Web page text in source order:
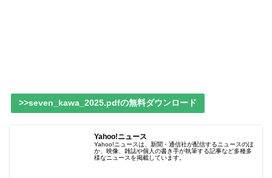
>>seven_kawa_2025.pdfの無料ダウンロード
Yahoo!ニュース
Yahoo!ニュースは、新聞・通信社が配信するニュースのほ
か、映像、雑誌や個人の書き手が執筆する記事など多種多
様なニュースを掲載しています。